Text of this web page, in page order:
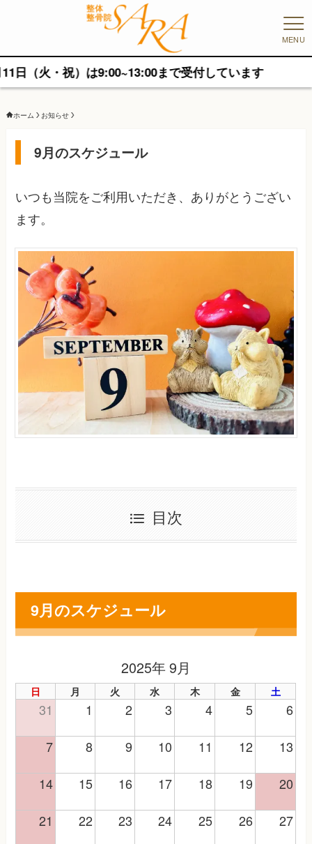
MENU
・祝）は9:00~13:00まで受付しています
ホーム お知らせ
9月のスケジュール
いつも当院をご利用いただき、ありがとうござい
ます。
目次
9月のスケジュール
2025年 9月
日 月 火 水 木 金 土
31 1 2 3 4 5 6
7 8 9 10 11 12 13
14 15 16 17 18 19 20
21 22 23 24 25 26 27